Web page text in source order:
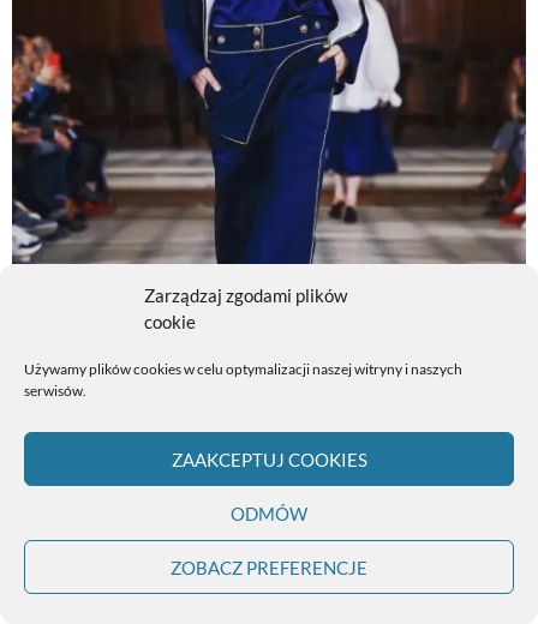
Czy duże marki płacą więcej?
Zarządzaj zgodami plików
cookie
Używamy plików cookies w celu optymalizacji naszej witryny i naszych
serwisów.
ZAAKCEPTUJ COOKIES
ODMÓW
ZOBACZ PREFERENCJE